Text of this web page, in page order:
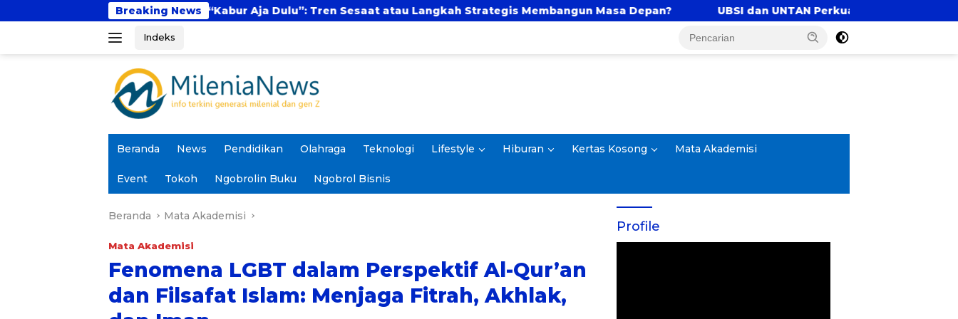
ke
Breaking News
Fenomena “Kabur Aja Dulu”: Tren Sesaat atau Langkah Strategis Membangun Masa Depan? UBSI dan UNTAN Perkuat Tri Dharma Lewat Kolaborasi
Indeks
Beranda News Pendidikan Olahraga Teknologi Lifestyle Hiburan Kertas Kosong Mata Akademisi
Event Tokoh Ngobrolin Buku Ngobrol Bisnis
Beranda Mata Akademisi
Mata Akademisi
Fenomena LGBT dalam Perspektif Al-Qur’an
dan Filsafat Islam: Menjaga Fitrah, Akhlak,
Profile